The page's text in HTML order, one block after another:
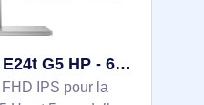
Écran tactile FHD E24t G5 HP - 6N6E6AA#ABB
IPS pour la